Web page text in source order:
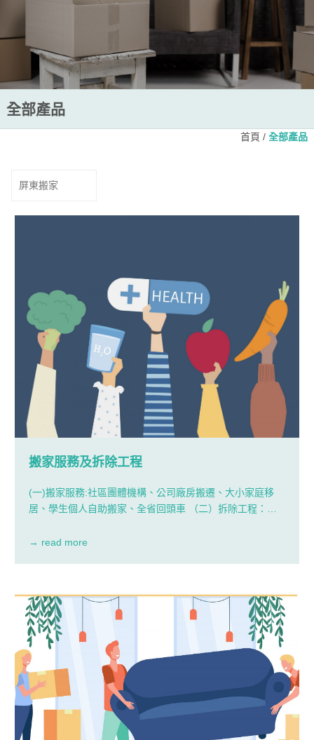
全部產品
首頁 /全部產品
屏東搬家
搬家服務及拆除工程
(一)搬家服務:社區團體機構、公司廠房搬遷、大小家庭移
居、學生個人自助搬家、全省回頭車 （二）拆除工程：磚
內外工程拆除
→ read more